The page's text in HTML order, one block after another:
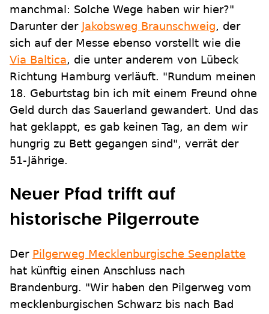
manchmal: Solche Wege haben wir hier?"
Darunter der Jakobsweg Braunschweig, der
sich auf der Messe ebenso vorstellt wie die
Via Baltica, die unter anderem von Lübeck
Richtung Hamburg verläuft. "Rundum meinen
18. Geburtstag bin ich mit einem Freund ohne
Geld durch das Sauerland gewandert. Und das
hat geklappt, es gab keinen Tag, an dem wir
hungrig zu Bett gegangen sind", verrät der
51-Jährige.
Neuer Pfad trifft auf
historische Pilgerroute
Der Pilgerweg Mecklenburgische Seenplatte
hat künftig einen Anschluss nach
Brandenburg. "Wir haben den Pilgerweg vom
mecklenburgischen Schwarz bis nach Bad